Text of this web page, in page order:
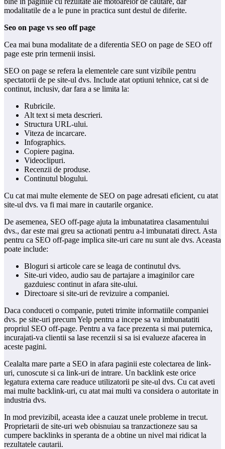
modalitatile de a le pune in practica sunt destul de diferite.
Seo on page vs seo off page
Cea mai buna modalitate de a diferentia SEO on page de SEO off
page este prin termenii insisi.
SEO on page se refera la elementele care sunt vizibile pentru
spectatorii de pe site-ul dvs. Include atat optiuni tehnice, cat si de
continut, inclusiv, dar fara a se limita la:
Rubricile.
Alt text si meta descrieri.
Structura URL-ului.
Viteza de incarcare.
Infographics.
Copiere pagina.
Videoclipuri.
Recenzii de produse.
Continutul blogului.
Cu cat mai multe elemente de SEO on page adresati eficient, cu atat
site-ul dvs. va fi mai mare in cautarile organice.
De asemenea, SEO off-page ajuta la imbunatatirea clasamentului
dvs., dar este mai greu sa actionati pentru a-l imbunatati direct. Asta
pentru ca SEO off-page implica site-uri care nu sunt ale dvs. Aceasta
poate include:
Bloguri si articole care se leaga de continutul dvs.
Site-uri video, audio sau de partajare a imaginilor care
gazduiesc continut in afara site-ului.
Directoare si site-uri de revizuire a companiei.
Daca conduceti o companie, puteti trimite informatiile companiei
dvs. pe site-uri precum Yelp pentru a incepe sa va imbunatatiti
propriul SEO off-page. Pentru a va face prezenta si mai puternica,
incurajati-va clientii sa lase recenzii si sa isi evalueze afacerea in
aceste pagini.
Cealalta mare parte a SEO in afara paginii este colectarea de link-
uri, cunoscute si ca link-uri de intrare. Un backlink este orice
legatura externa care readuce utilizatorii pe site-ul dvs. Cu cat aveti
mai multe backlink-uri, cu atat mai multi va considera o autoritate in
industria dvs.
In mod previzibil, aceasta idee a cauzat unele probleme in trecut.
Proprietarii de site-uri web obisnuiau sa tranzactioneze sau sa
cumpere backlinks in speranta de a obtine un nivel mai ridicat la
rezultatele cautarii.